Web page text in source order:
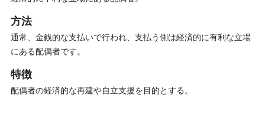
方法
通常、金銭的な支払いで行われ、支払う側は経済的に有利な立場
にある配偶者です。
特徴
配偶者の経済的な再建や自立支援を目的とする。